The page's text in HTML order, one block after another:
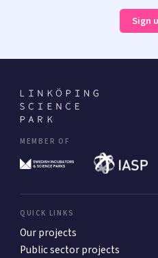
Sign
MEMBER OF
QUICK LINKS
Our projects
Public sector projects